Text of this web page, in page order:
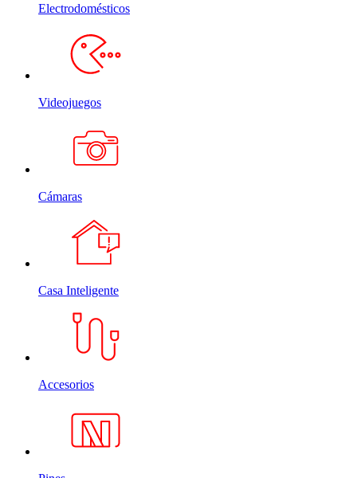
Electrodomésticos
Videojuegos
Cámaras
Casa Inteligente
Accesorios